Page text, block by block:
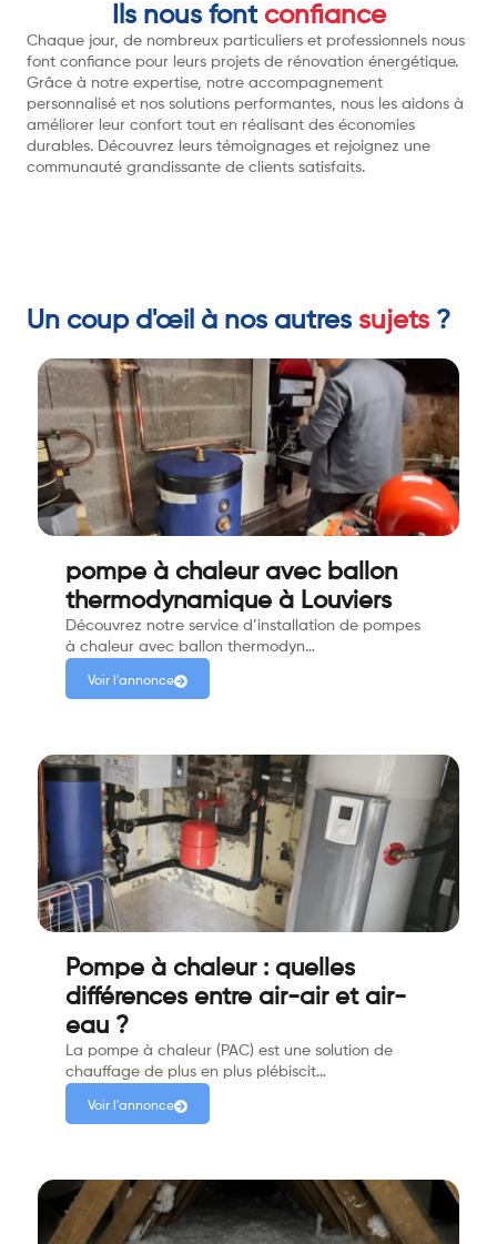
Ils nous font confiance
Chaque jour, de nombreux particuliers et professionnels nous
font confiance pour leurs projets de rénovation énergétique.
Grâce à notre expertise, notre accompagnement
personnalisé et nos solutions performantes, nous les aidons à
améliorer leur confort tout en réalisant des économies
durables. Découvrez leurs témoignages et rejoignez une
communauté grandissante de clients satisfaits.
Un coup d'œil à nos autres sujets ?
pompe à chaleur avec ballon
thermodynamique à Louviers
Découvrez notre service d’installation de pompes
à chaleur avec ballon thermodyn…
Voir l'annonce
Pompe à chaleur : quelles
différences entre air-air et air-
eau ?
La pompe à chaleur (PAC) est une solution de
chauffage de plus en plus plébiscit…
Voir l'annonce